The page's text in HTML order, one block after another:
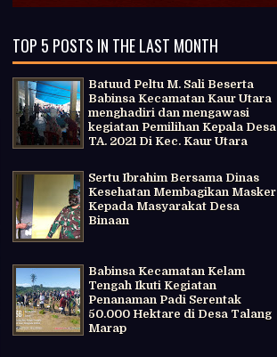
TOP 5 POSTS IN THE LAST MONTH
Batuud Peltu M. Sali Beserta
Babinsa Kecamatan Kaur Utara
menghadiri dan mengawasi
kegiatan Pemilihan Kepala Desa
TA. 2021 Di Kec. Kaur Utara
Sertu Ibrahim Bersama Dinas
Kesehatan Membagikan Masker
Kepada Masyarakat Desa
Binaan
Babinsa Kecamatan Kelam
Tengah Ikuti Kegiatan
Penanaman Padi Serentak
50.000 Hektare di Desa Talang
Marap